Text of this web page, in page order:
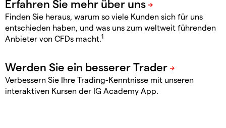
Finden Sie heraus, warum so viele Kunden sich für uns
entschieden haben, und was uns zum weltweit führenden
Anbieter von CFDs macht.1
Verbessern Sie Ihre Trading-Kenntnisse mit unseren
interaktiven Kursen der IG Academy App.